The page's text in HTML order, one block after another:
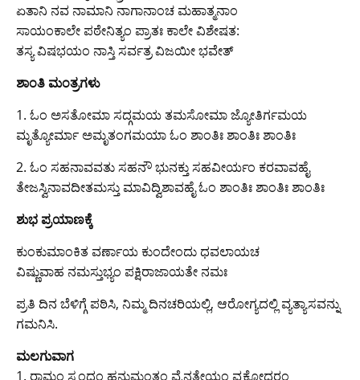
ಏತಾನಿ ನವ‌ ನಾಮಾನಿ ನಾಗಾನಾಂಚ ಮಹಾತ್ಮನಾಂ
ಸಾಯಂಕಾಲೇ ಪಠೇನಿತ್ಯಂ ಪ್ರಾತಃ ಕಾಲೇ ವಿಶೇಷತ:
ತಸ್ಯ ವಿಷಭಯಂ ನಾಸ್ತಿ ಸರ್ವತ್ರ ವಿಜಯೀ ಭವೇತ್
ಶಾಂತಿ ಮಂತ್ರಗಳು
1. ಓಂ ಅಸತೋಮಾ ಸದ್ಗಮಯ ತಮಸೋಮಾ ಜ್ಯೋತಿರ್ಗಮಯ
ಮೃತ್ಯೋರ್ಮಾ ಅಮೃತಂಗಮಯಾ ಓಂ ಶಾಂತಿಃ ಶಾಂತಿಃ ಶಾಂತಿಃ
2. ಓಂ ಸಹನಾವವತು ಸಹನೌ ಭುನಕ್ತು ಸಹವೀರ್ಯಂ ಕರವಾವಹೈ
ತೇಜಸ್ವಿನಾವದೀತಮಸ್ತು ಮಾವಿದ್ವಿಶಾವಹೈ ಓಂ ಶಾಂತಿಃ ಶಾಂತಿಃ ಶಾಂತಿಃ
ಶುಭ ಪ್ರಯಾಣಕ್ಕೆ
ಕುಂಕುಮಾಂಕಿತ ವರ್ಣಾಯ ಕುಂದೇಂದು ಧವಲಾಯಚ
ವಿಷ್ಣುವಾಹ ನಮಸ್ತುಭ್ಯಂ ಪಕ್ಷಿರಾಜಾಯತೇ ನಮಃ
ಪ್ರತಿ ದಿನ ಬೆಳಿಗ್ಗೆ ಪಠಿಸಿ, ನಿಮ್ಮ ದಿನಚರಿಯಲ್ಲಿ, ಆರೋಗ್ಯದಲ್ಲಿ ವ್ಯತ್ಯಾಸವನ್ನು
ಗಮನಿಸಿ.
ಮಲಗುವಾಗ
1. ರಾಮಂ ಸ್ಕಂದಂ ಹನುಮಂತಂ ವೈನತೇಯಂ ವೃಕೋದರಂ